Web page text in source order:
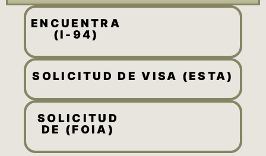
ENCUENTRA
(I-94)
SOLICITUD DE VISA (ESTA)
SOLICITUD
DE (FOIA)